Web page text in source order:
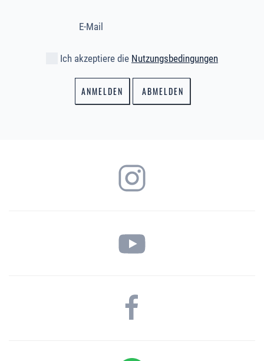
Ich akzeptiere die Nutzungsbedingungen